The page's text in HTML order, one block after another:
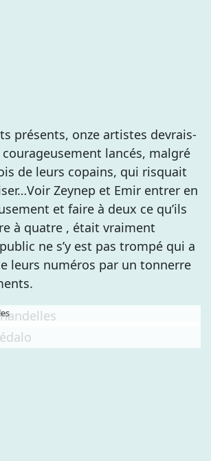
présents, onze artistes devrais-
lancés, malgré
de leurs copains, qui risquait
Zeynep et Emir entrer en
et faire à deux ce qu’ils
à quatre , était vraiment
ne s’y est pas trompé qui a
leurs numéros par un tonnerre